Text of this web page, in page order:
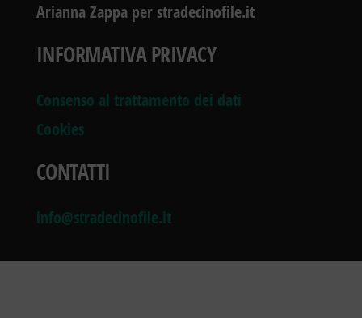
Arianna Zappa per stradecinofile.it
INFORMATIVA PRIVACY
Consenso al trattamento dei dati
Cookies
CONTATTI
info@stradecinofile.it